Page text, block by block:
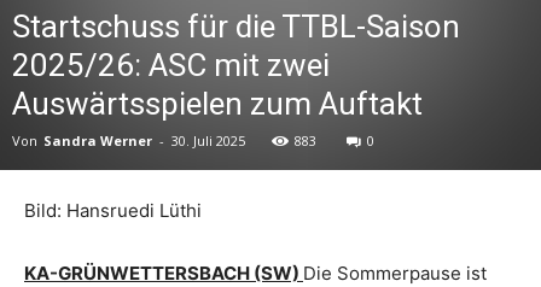
Startschuss für die TTBL-Saison
2025/26: ASC mit zwei
Auswärtsspielen zum Auftakt
Von Sandra Werner - 30. Juli 2025 883 0
Bild: Hansruedi Lüthi
KA-GRÜNWETTERSBACH (SW) Die Sommerpause ist